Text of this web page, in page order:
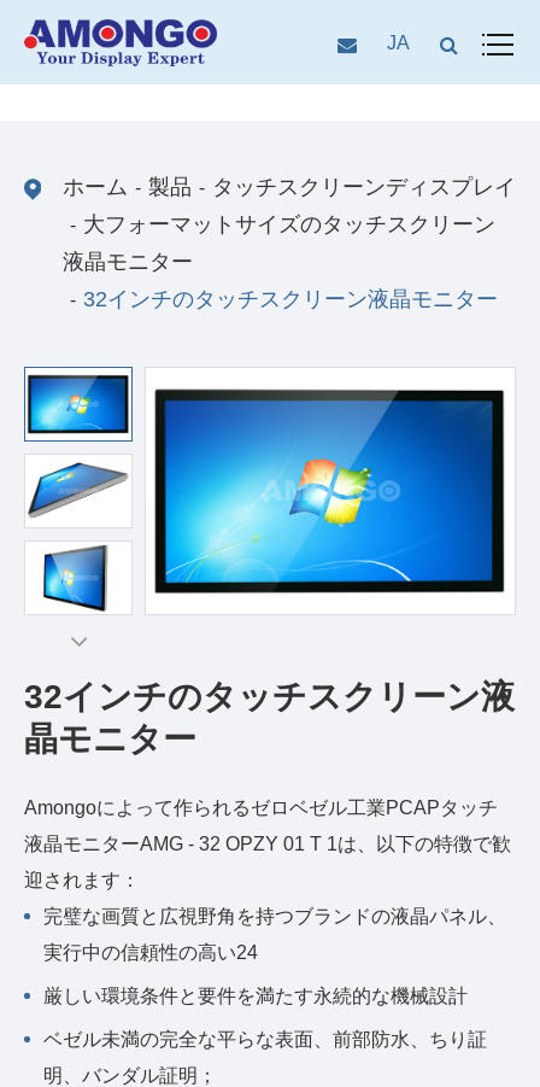
JA
ホーム 製品
タッチスクリーンディスプレイ
大フォーマットサイズのタッチスクリーン
液晶モニター
32インチのタッチスクリーン液晶モニター
32インチのタッチスクリーン液
晶モニター
Amongoによって作られるゼロベゼル工業PCAPタッチ
液晶モニターAMG - 32 OPZY 01 T 1は、以下の特徴で歓
迎されます：
完璧な画質と広視野角を持つブランドの液晶パネル、
実行中の信頼性の高い24
厳しい環境条件と要件を満たす永続的な機械設計
ベゼル未満の完全な平らな表面、前部防水、ちり証
明、バンダル証明；